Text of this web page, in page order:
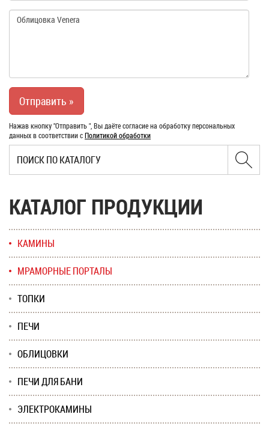
Нажав кнопку "Отправить ", Вы даёте согласие на обработку персональных
данных в соответствии сПолитикой обработки
КАТАЛОГ ПРОДУКЦИИ
КАМИНЫ
МРАМОРНЫЕ ПОРТАЛЫ
ТОПКИ
ПЕЧИ
ОБЛИЦОВКИ
ПЕЧИ ДЛЯ БАНИ
ЭЛЕКТРОКАМИНЫ